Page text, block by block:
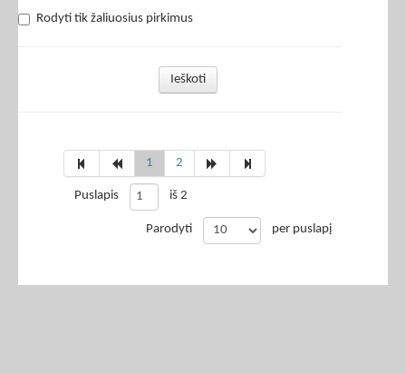
Rodyti tik žaliuosius pirkimus
Ieškoti
1 2
Puslapis iš 2
Parodyti per puslapį